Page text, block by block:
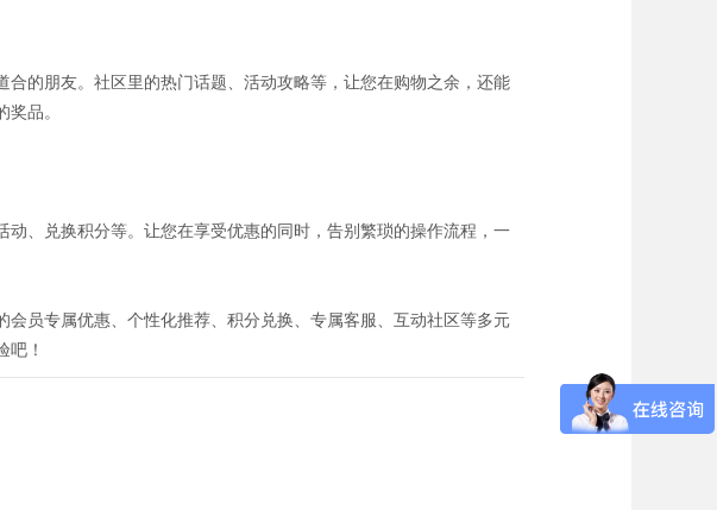
的朋友。社区里的热门话题、活动攻略等，让您在购物之余，还能
品。
、兑换积分等。让您在享受优惠的同时，告别繁琐的操作流程，一
员专属优惠、个性化推荐、积分兑换、专属客服、互动社区等多元
吧！